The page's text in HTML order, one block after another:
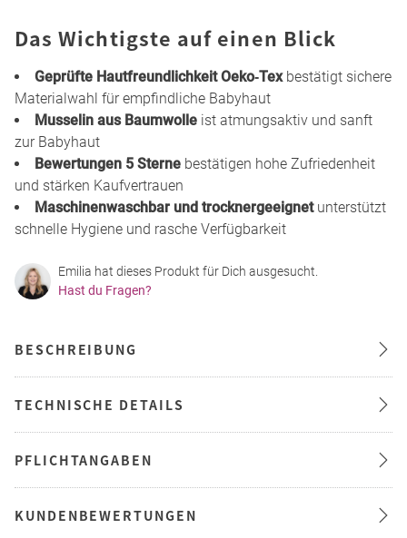
Das Wichtigste auf einen Blick
Geprüfte Hautfreundlichkeit Oeko‑Texbestätigt sichere
Materialwahl für empfindliche Babyhaut
Musselin aus Baumwolle ist atmungsaktiv und sanft
zur Babyhaut
Bewertungen 5 Sterne bestätigen hohe Zufriedenheit
und stärken Kaufvertrauen
Maschinenwaschbar und trocknergeeignetunterstützt
schnelle Hygiene und rasche Verfügbarkeit
Emilia hat dieses Produkt für Dich ausgesucht.
Hast du Fragen?
BESCHREIBUNG
TECHNISCHE DETAILS
PFLICHTANGABEN
KUNDENBEWERTUNGEN